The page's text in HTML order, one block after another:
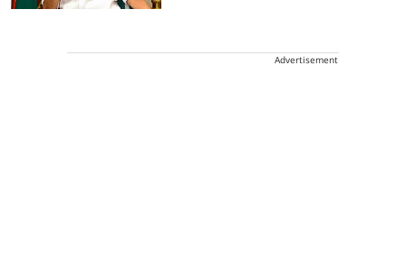
Advertisement